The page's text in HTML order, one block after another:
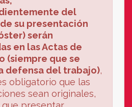
del
su presentación
serán
en las Actas de
(siempre que se
defensa del trabajo),
obligatorio que las
sean originales,